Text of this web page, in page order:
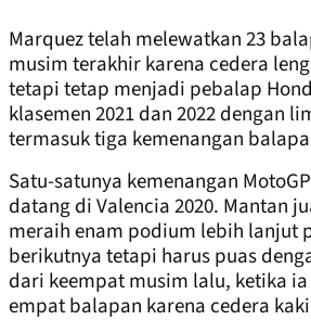
Marquez telah melewatkan 23
musim terakhir karena cedera
tetapi tetap menjadi pebalap
klasemen 2021 dan 2022 dengan
termasuk tiga kemenangan
Satu-satunya kemenangan
datang di Valencia 2020. Mantan
meraih enam podium lebih lanjut
berikutnya tetapi harus puas
dari keempat musim lalu, ketika
empat balapan karena cedera